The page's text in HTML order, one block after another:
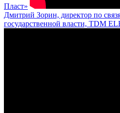
Пласт»
Дмитрий Зорин, директор по
государственной власти, TDM